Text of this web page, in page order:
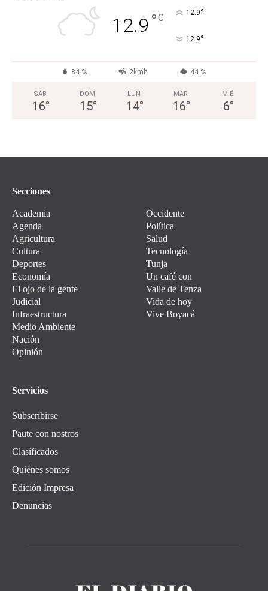
12.9 °C 12.9°
12.9°
84 % 2kmh 44 %
SÁB
16°
DOM
15°
LUN
14°
MAR
16°
MIÉ
6°
Secciones
Academia
Agenda
Agricultura
Cultura
Deportes
Economía
El ojo de la gente
Judicial
Infraestructura
Medio Ambiente
Nación
Opinión
Occidente
Política
Salud
Tecnología
Tunja
Un café con
Valle de Tenza
Vida de hoy
Vive Boyacá
Servicios
Subscribirse
Paute con nostros
Clasificados
Quiénes somos
Edición Impresa
Denuncias